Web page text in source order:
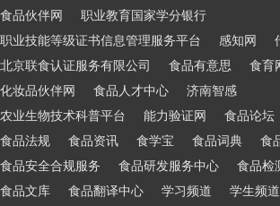
食品伙伴网
职业教育国家学分银行
职业技能等级证书信息管理服务平台
感知网
北京联食认证服务有限公司
食品有意思
食育
化妆品伙伴网
食品人才中心
济南智感
农业生物技术科普平台
能力验证网 食品论坛
食品法规
食品资讯 食学宝 食品词典
食
食品安全合规服务
食品研发服务中心
食品检
食品文库
食品翻译中心 学习频道 学生频道